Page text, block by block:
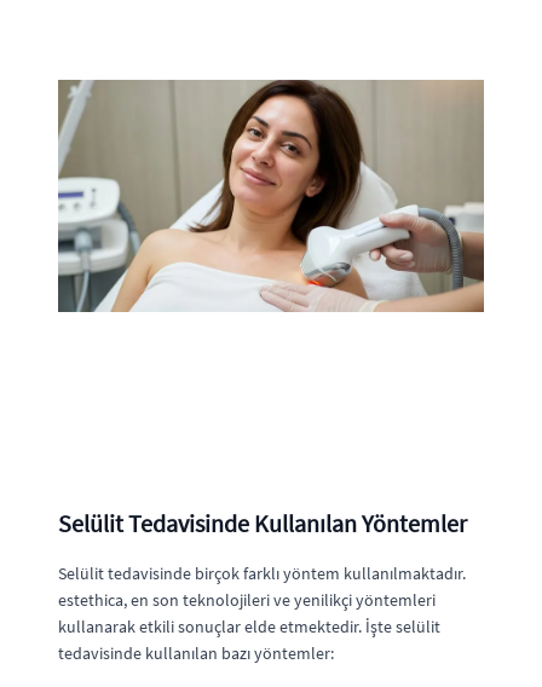
Selülit Tedavisinde Kullanılan Yöntemler
Selülit tedavisinde birçok farklı yöntem kullanılmaktadır.
estethica, en son teknolojileri ve yenilikçi yöntemleri
kullanarak etkili sonuçlar elde etmektedir. İşte selülit
tedavisinde kullanılan bazı yöntemler: